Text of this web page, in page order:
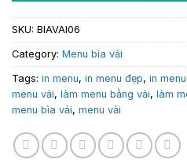
SKU: BIAVAI06
Category: Menu bìa vải
Tags: in menu, in menu đẹp, in
menu vải, làm menu bằng vải, làm
menu bìa vải, menu vải